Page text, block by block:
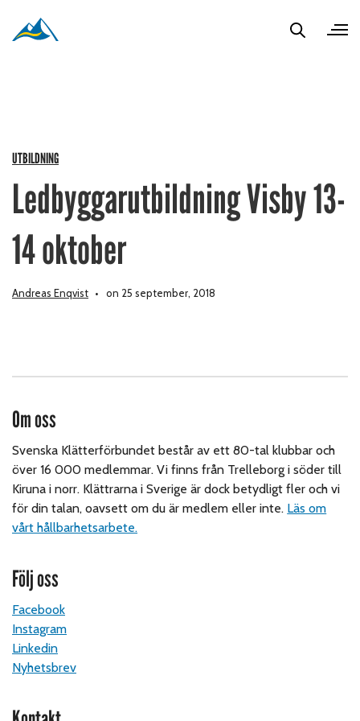
UTBILDNING
Ledbyggarutbildning Visby 13-
14 oktober
Andreas Enqvist on 25 september, 2018
Om oss
Svenska Klätterförbundet består av ett 80-tal klubbar och
över 16 000 medlemmar. Vi finns från Trelleborg i söder till
Kiruna i norr. Klättrarna i Sverige är dock betydligt fler och vi
för din talan, oavsett om du är medlem eller inte. Läs om
vårt hållbarhetsarbete.
Följ oss
Facebook
Instagram
Linkedin
Nyhetsbrev